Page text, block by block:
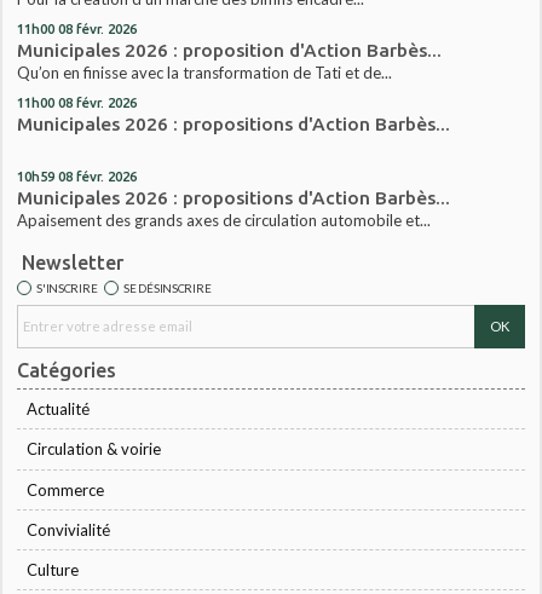
11h00 08 févr. 2026
Municipales 2026 : proposition d'Action Barbès...
Qu’on en finisse avec la transformation de Tati et de...
11h00 08 févr. 2026
Municipales 2026 : propositions d'Action Barbès...
10h59 08 févr. 2026
Municipales 2026 : propositions d'Action Barbès...
Apaisement des grands axes de circulation automobile et...
Newsletter
S'INSCRIRE SE DÉSINSCRIRE
Catégories
Actualité
Circulation & voirie
Commerce
Convivialité
Culture